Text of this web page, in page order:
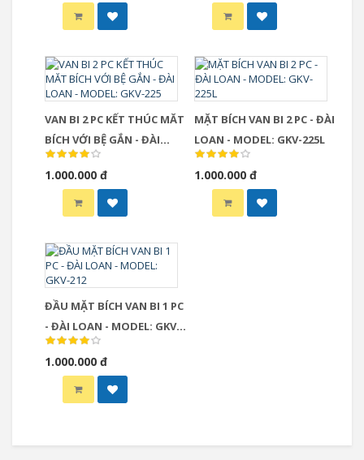
VAN BI 2 PC KẾT THÚC MĂT
BÍCH VỚI BỆ GẮN - ĐÀI
LOAN - MODEL: GKV-225
1.000.000 đ
MẶT BÍCH VAN BI 2 PC - ĐÀI
LOAN - MODEL: GKV-225L
1.000.000 đ
ĐẦU MẶT BÍCH VAN BI 1 PC
- ĐÀI LOAN - MODEL: GKV-
212
1.000.000 đ